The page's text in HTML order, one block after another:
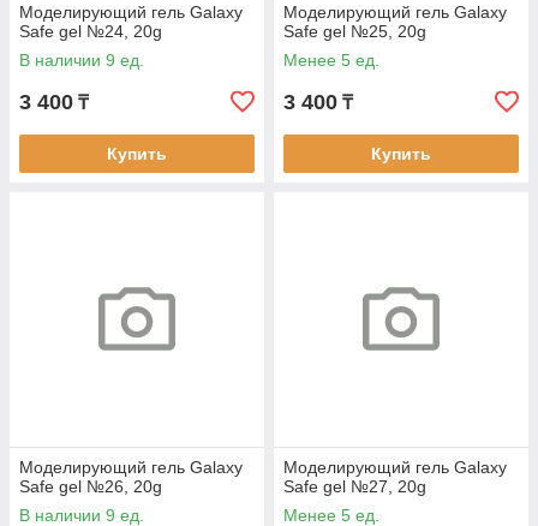
Моделирующий гель Galaxy
Safe gel №24, 20g
В наличии 9 ед.
3 400 ₸
Купить
Моделирующий гель Galaxy
Safe gel №25, 20g
Менее 5 ед.
3 400 ₸
Купить
Моделирующий гель Galaxy
Safe gel №26, 20g
В наличии 9 ед.
Моделирующий гель Galaxy
Safe gel №27, 20g
Менее 5 ед.